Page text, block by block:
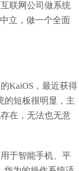
联网公司做系统
立，做一个全面
KaiOS，最近获得
的短板很明显，主
在，无法也无意
于智能手机、平